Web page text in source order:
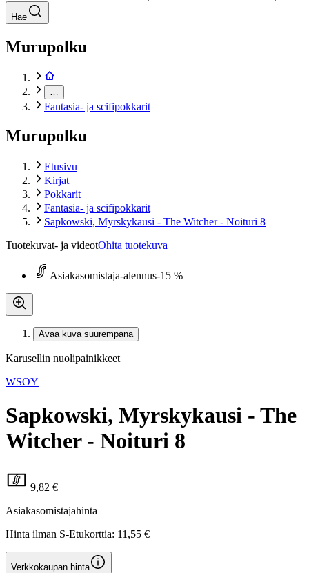
Hae
Murupolku
Fantasia- ja scifipokkarit
Murupolku
Etusivu
Kirjat
Pokkarit
Fantasia- ja scifipokkarit
Sapkowski, Myrskykausi - The Witcher - Noituri 8
Tuotekuvat- ja videotOhita tuotekuva
Asiakasomistaja-alennus-15 %
Avaa kuva suurempana
Karusellin nuolipainikkeet
WSOY
Sapkowski, Myrskykausi - The
Witcher - Noituri 8
9,82 €
Asiakasomistajahinta
Hinta ilman S-Etukorttia: 11,55 €
Verkkokaupan hinta